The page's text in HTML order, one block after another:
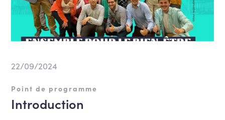
22/09/2024
Point de programme
Introduction